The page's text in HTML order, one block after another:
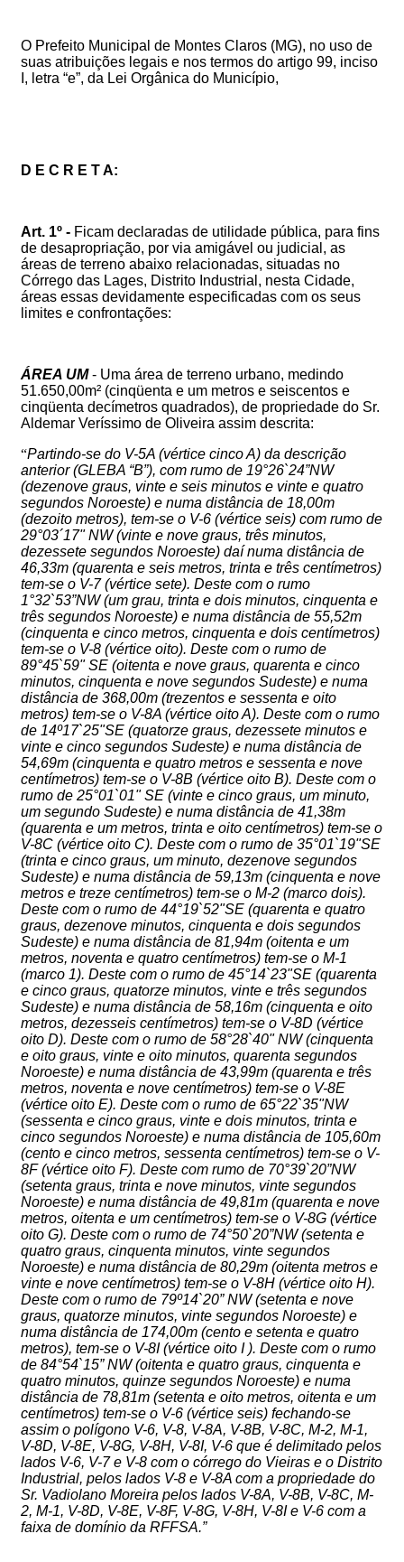
O Prefeito Municipal de Montes Claros (MG), no uso de
suas atribuições legais e nos termos do artigo 99, inciso
I, letra “e”, da Lei Orgânica do Município,
D E C R E T A:
Art. 1º - Ficam declaradas de utilidade pública, para fins
de desapropriação, por via amigável ou judicial, as
áreas de terreno abaixo relacionadas, situadas no
Córrego das Lages, Distrito Industrial, nesta Cidade,
áreas essas devidamente especificadas com os seus
limites e confrontações:
ÁREA UM- Uma área de terreno urbano, medindo
51.650,00m² (cinqüenta e um metros e seiscentos e
cinqüenta decímetros quadrados), de propriedade do Sr.
Aldemar Veríssimo de Oliveira assim descrita:
“Partindo-se do V-5A (vértice cinco A) da descrição
anterior (GLEBA “B”), com rumo de 19°26`24”NW
(dezenove graus, vinte e seis minutos e vinte e quatro
segundos Noroeste) e numa distância de 18,00m
(dezoito metros), tem-se o V-6 (vértice seis) com rumo de
29°03´17" NW (vinte e nove graus, três minutos,
dezessete segundos Noroeste) daí numa distância de
46,33m (quarenta e seis metros, trinta e três centímetros)
tem-se o V-7 (vértice sete). Deste com o rumo
1°32`53”NW (um grau, trinta e dois minutos, cinquenta e
três segundos Noroeste) e numa distância de 55,52m
(cinquenta e cinco metros, cinquenta e dois centímetros)
tem-se o V-8 (vértice oito). Deste com o rumo de
89°45`59" SE (oitenta e nove graus, quarenta e cinco
minutos, cinquenta e nove segundos Sudeste) e numa
distância de 368,00m (trezentos e sessenta e oito
metros) tem-se o V-8A (vértice oito A). Deste com o rumo
de 14º17`25"SE (quatorze graus, dezessete minutos e
vinte e cinco segundos Sudeste) e numa distância de
54,69m (cinquenta e quatro metros e sessenta e nove
centímetros) tem-se o V-8B (vértice oito B). Deste com o
rumo de 25°01`01" SE (vinte e cinco graus, um minuto,
um segundo Sudeste) e numa distância de 41,38m
(quarenta e um metros, trinta e oito centímetros) tem-se o
V-8C (vértice oito C). Deste com o rumo de 35°01`19"SE
(trinta e cinco graus, um minuto, dezenove segundos
Sudeste) e numa distância de 59,13m (cinquenta e nove
metros e treze centímetros) tem-se o M-2 (marco dois).
Deste com o rumo de 44°19`52"SE (quarenta e quatro
graus, dezenove minutos, cinquenta e dois segundos
Sudeste) e numa distância de 81,94m (oitenta e um
metros, noventa e quatro centímetros) tem-se o M-1
(marco 1). Deste com o rumo de 45°14`23"SE (quarenta
e cinco graus, quatorze minutos, vinte e três segundos
Sudeste) e numa distância de 58,16m (cinquenta e oito
metros, dezesseis centímetros) tem-se o V-8D (vértice
oito D). Deste com o rumo de 58°28`40" NW (cinquenta
e oito graus, vinte e oito minutos, quarenta segundos
Noroeste) e numa distância de 43,99m (quarenta e três
metros, noventa e nove centímetros) tem-se o V-8E
(vértice oito E). Deste com o rumo de 65°22`35"NW
(sessenta e cinco graus, vinte e dois minutos, trinta e
cinco segundos Noroeste) e numa distância de 105,60m
(cento e cinco metros, sessenta centímetros) tem-se o V-
8F (vértice oito F). Deste com rumo de 70°39`20”NW
(setenta graus, trinta e nove minutos, vinte segundos
Noroeste) e numa distância de 49,81m (quarenta e nove
metros, oitenta e um centímetros) tem-se o V-8G (vértice
oito G). Deste com o rumo de 74°50`20”NW (setenta e
quatro graus, cinquenta minutos, vinte segundos
Noroeste) e numa distância de 80,29m (oitenta metros e
vinte e nove centímetros) tem-se o V-8H (vértice oito H).
Deste com o rumo de 79º14`20” NW (setenta e nove
graus, quatorze minutos, vinte segundos Noroeste) e
numa distância de 174,00m (cento e setenta e quatro
metros), tem-se o V-8I (vértice oito I ). Deste com o rumo
de 84°54`15” NW (oitenta e quatro graus, cinquenta e
quatro minutos, quinze segundos Noroeste) e numa
distância de 78,81m (setenta e oito metros, oitenta e um
centímetros) tem-se o V-6 (vértice seis) fechando-se
assim o polígono V-6, V-8, V-8A, V-8B, V-8C, M-2, M-1,
V-8D, V-8E, V-8G, V-8H, V-8I, V-6 que é delimitado pelos
lados V-6, V-7 e V-8 com o córrego do Vieiras e o Distrito
Industrial, pelos lados V-8 e V-8A com a propriedade do
Sr. Vadiolano Moreira pelos lados V-8A, V-8B, V-8C, M-
2, M-1, V-8D, V-8E, V-8F, V-8G, V-8H, V-8I e V-6 com a
faixa de domínio da RFFSA.”